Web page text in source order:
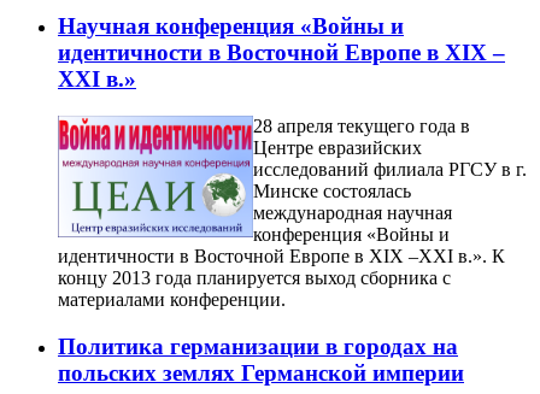
Научная конференция «Войны и
идентичности в Восточной Европе в XIX –
XXI в.»
28 апреля текущего года в
Центре евразийских
исследований филиала РГСУ в г.
Минске состоялась
международная научная
конференция «Войны и
идентичности в Восточной Европе в XIX –XXI в.». К
концу 2013 года планируется выход сборника с
материалами конференции.
Политика германизации в городах на
польских землях Германской империи